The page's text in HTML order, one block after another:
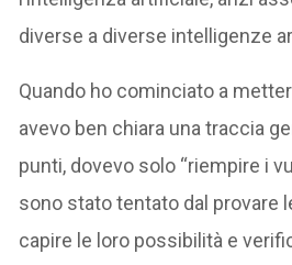
diverse a diverse intelligenze
Quando ho cominciato a
avevo ben chiara una traccia
punti, dovevo solo “riempire i
sono stato tentato dal provare
capire le loro possibilità e